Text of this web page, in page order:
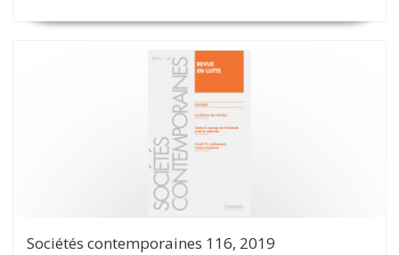
Sociétés contemporaines 116, 2019